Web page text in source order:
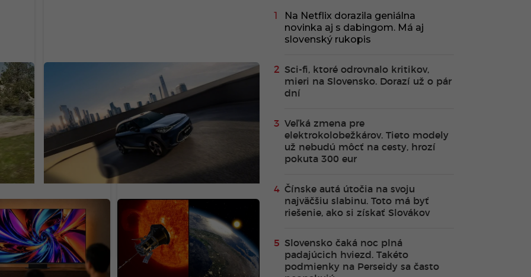
Nabije sa za 12 minút a má 800V systém.
Z legendárneho Smartu je dostupný
príde
novinka pre
za roky. Slávny
vylepší zážitok
150 rokov ho nevedeli
dokázať. Najvýkonnejší
teleskop odhalil zvláštny
fenomén Slnka
Na Netflix dorazila geniálna
novinka aj s dabingom. Má aj
slovenský rukopis
Sci-fi, ktoré odrovnalo kritikov,
mieri na Slovensko. Dorazí už o pár
dní
Veľká zmena pre
elektrokolobežkárov. Tieto modely
už nebudú môcť na cesty, hrozí
pokuta 300 eur
Čínske autá útočia na svoju
najväčšiu slabinu. Toto má byť
riešenie, ako si získať Slovákov
Slovensko čaká noc plná
padajúcich hviezd. Takéto
podmienky na Perseidy sa často